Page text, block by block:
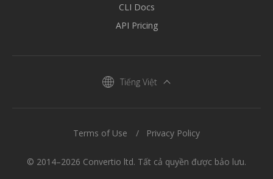
CLI Docs
API Pricing
Tiếng Việt
© 2014–2026 Convertio ltd. Tất cả quyền được bảo lưu.
Terms of Use Privacy Policy